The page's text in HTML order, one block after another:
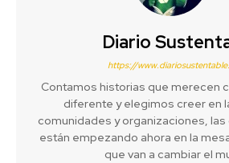
Diario
https://
Contamos historias que merecen
diferente y elegimos creer en
comunidades y organizaciones, las
están empezando ahora en la
que van a cambiar el